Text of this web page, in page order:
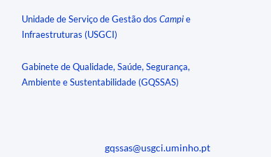
Unidade de Serviço de Gestão dos Campie
Infraestruturas (USGCI)
Gabinete de Qualidade, Saúde, Segurança,
Ambiente e Sustentabilidade (GQSSAS)
gqssas@usgci.uminho.pt